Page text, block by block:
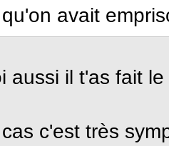
avait
aussi il t'as fait
c'est très